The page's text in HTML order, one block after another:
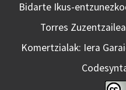
Bidarte Ikus-
Torres
Komertzialak: Iera